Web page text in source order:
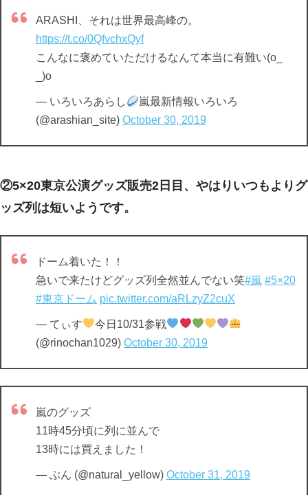
ARASHI、それは世界最高峰の。
https://t.co/0QfvchxQyf
こんなに褒めていただけるなんて本当に有難い(o_
_)o
— いろいろあらし
嵐最新情報いろいろ
(@arashian_site) October 30, 2019
②5×20東京公演グッズ販売2日目、やはりいつもよりグ
ッズ列は短いようです。
ドーム着いた！！
急いで来たけどグッズ列全然並んでない笑#嵐 #5×20
#東京ドーム pic.twitter.com/aRLzyZ2cuX
— てぃす
今日10/31参戦
(@rinochan1029) October 30, 2019
嵐のグッズ
11時45分頃に列に並んで
13時には買えました！
— ぶん (@natural_yellow) October 31, 2019